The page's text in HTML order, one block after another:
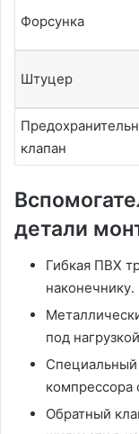
Форсунка
Штуцер
клапан
детали
Гибкая ПВХ
наконечнику․
под
Специальный
компрессора
Обратный